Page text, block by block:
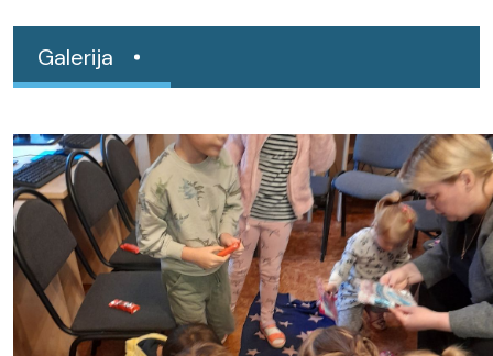
Galerija